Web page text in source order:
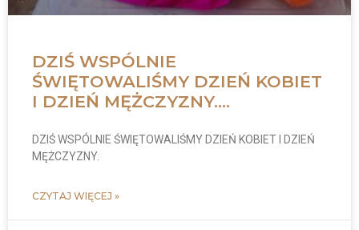
DZIŚ WSPÓLNIE
ŚWIĘTOWALIŚMY DZIEŃ KOBIET
I DZIEŃ MĘŻCZYZNY.…
DZIŚ WSPÓLNIE ŚWIĘTOWALIŚMY DZIEŃ KOBIET I DZIEŃ
MĘŻCZYZNY.
CZYTAJ WIĘCEJ »